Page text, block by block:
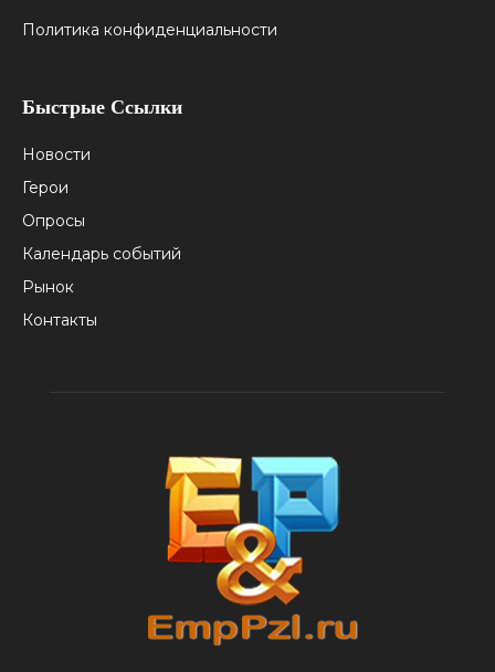
Политика конфиденциальности
Быстрые Ссылки
Новости
Герои
Опросы
Календарь событий
Рынок
Контакты